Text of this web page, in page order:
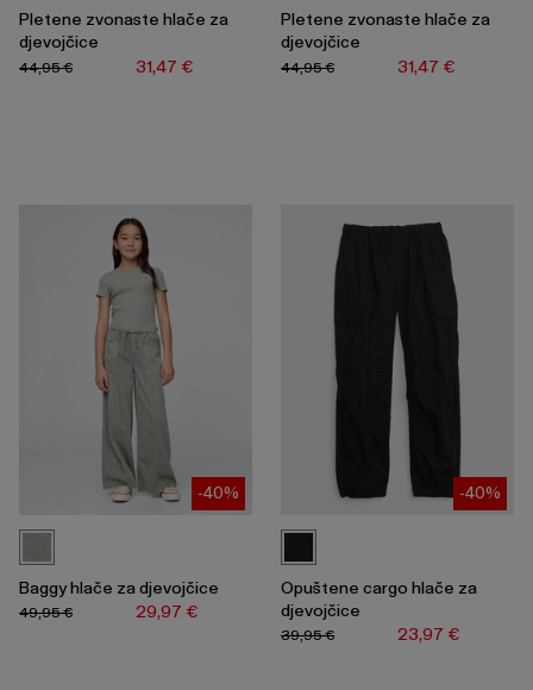
Pletene zvonaste hlače za
djevojčice
31,47 €
44,95 €
Pletene zvonaste hlače za
djevojčice
31,47 €
44,95 €
-40%
Baggy hlače za djevojčice
29,97 €
49,95 €
-40%
Opuštene cargo hlače za
djevojčice
23,97 €
39,95 €